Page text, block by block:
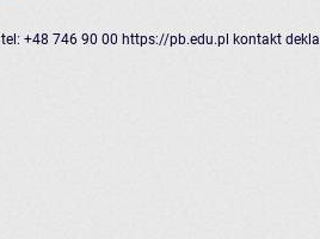
tel: +48 746 90 00 https://pb.edu.pl kontakt